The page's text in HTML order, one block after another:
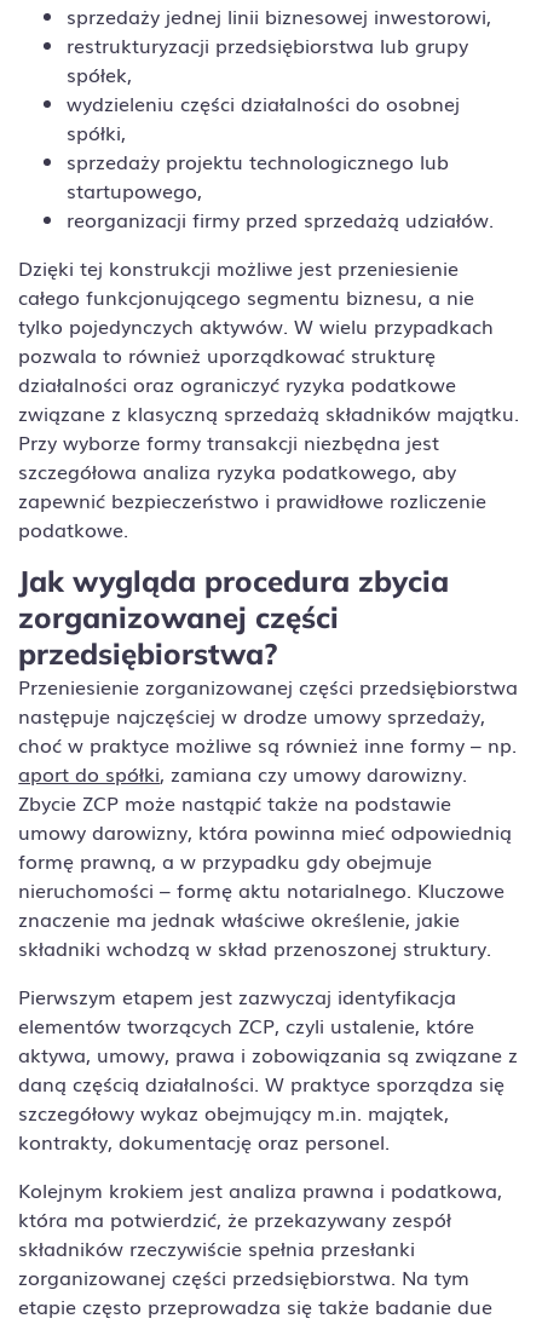
sprzedaży jednej linii biznesowej inwestorowi,
restrukturyzacji przedsiębiorstwa lub grupy
spółek,
wydzieleniu części działalności do osobnej
spółki,
sprzedaży projektu technologicznego lub
startupowego,
reorganizacji firmy przed sprzedażą udziałów.
Dzięki tej konstrukcji możliwe jest przeniesienie
całego funkcjonującego segmentu biznesu, a nie
tylko pojedynczych aktywów. W wielu przypadkach
pozwala to również uporządkować strukturę
działalności oraz ograniczyć ryzyka podatkowe
związane z klasyczną sprzedażą składników majątku.
Przy wyborze formy transakcji niezbędna jest
szczegółowa analiza ryzyka podatkowego, aby
zapewnić bezpieczeństwo i prawidłowe rozliczenie
podatkowe.
Jak wygląda procedura zbycia
zorganizowanej części
przedsiębiorstwa?
Przeniesienie zorganizowanej części przedsiębiorstwa
następuje najczęściej w drodze umowy sprzedaży,
choć w praktyce możliwe są również inne formy – np.
aport do spółki, zamiana czy umowy darowizny.
Zbycie ZCP może nastąpić także na podstawie
umowy darowizny, która powinna mieć odpowiednią
formę prawną, a w przypadku gdy obejmuje
nieruchomości – formę aktu notarialnego. Kluczowe
znaczenie ma jednak właściwe określenie, jakie
składniki wchodzą w skład przenoszonej struktury.
Pierwszym etapem jest zazwyczaj identyfikacja
elementów tworzących ZCP, czyli ustalenie, które
aktywa, umowy, prawa i zobowiązania są związane z
daną częścią działalności. W praktyce sporządza się
szczegółowy wykaz obejmujący m.in. majątek,
kontrakty, dokumentację oraz personel.
Kolejnym krokiem jest analiza prawna i podatkowa,
która ma potwierdzić, że przekazywany zespół
składników rzeczywiście spełnia przesłanki
zorganizowanej części przedsiębiorstwa. Na tym
etapie często przeprowadza się także badanie due